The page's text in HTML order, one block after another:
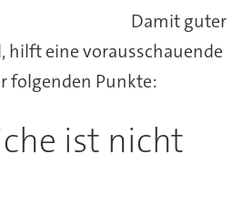
Damit guter
hilft eine vorausschauende
folgenden Punkte:
ist nicht